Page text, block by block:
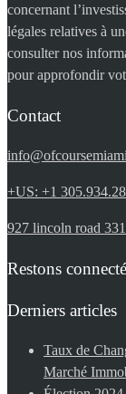
concernant
légales relatives à
consulter nos
pour approfondir
Contact
+US: +1
927 lincoln road
Restons
Derniers articles
Taux de
Marché